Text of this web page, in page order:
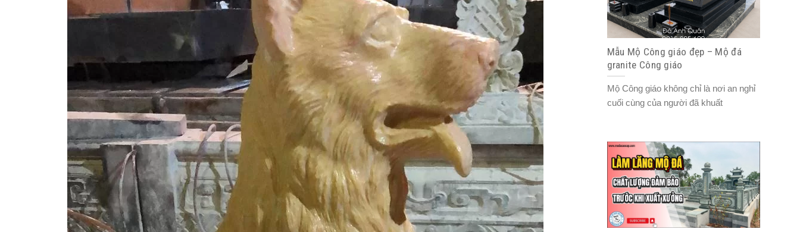
Mẫu Mộ Công giáo đẹp – Mộ đá
granite Công giáo
Mộ Công giáo không chỉ là nơi an nghỉ
cuối cùng của người đã khuất